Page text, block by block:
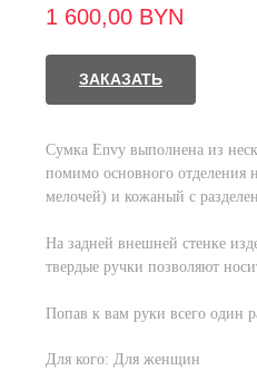
1 600,00 BYN
ЗАКАЗАТЬ
Cумка Envy выполнена из
помимо основного отделения
мелочей) и кожаный с
На задней внешней стенке
твердые ручки позволяют
Попав к вам руки всего один
Для кого: Для женщин